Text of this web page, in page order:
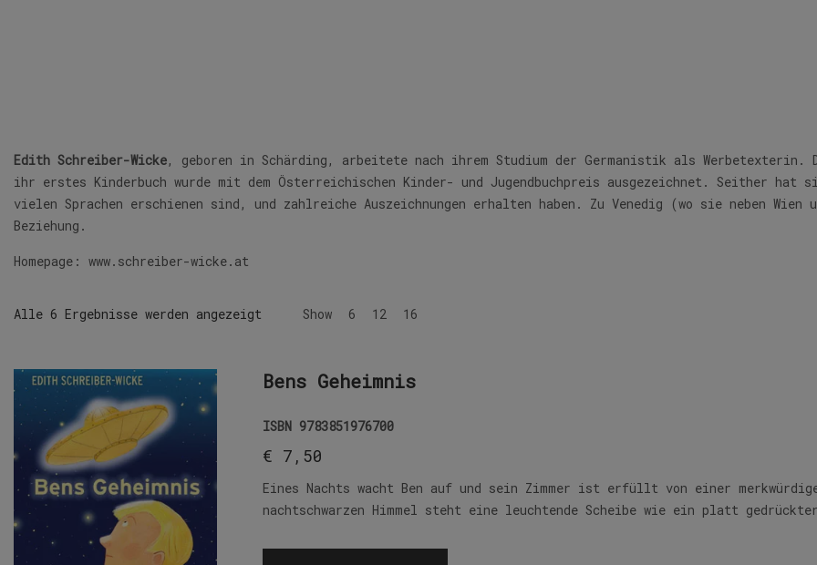
Edith Schreiber-Wicke, geboren in Schärding, arbeitete nach ihrem Studium der Germanistik als Werbetexterin.
ihr erstes Kinderbuch wurde mit dem Österreichischen Kinder- und Jugendbuchpreis ausgezeichnet. Seither
vielen Sprachen erschienen sind, und zahlreiche Auszeichnungen erhalten haben. Zu Venedig (wo sie neben
Beziehung.
Homepage: www.schreiber-wicke.at
Alle 6 Ergebnisse werden angezeigt Show 6 12 16
Bens Geheimnis
ISBN 9783851976700
€ 7,50
Eines Nachts wacht Ben auf und sein Zimmer ist erfüllt von einer
nachtschwarzen Himmel steht eine leuchtende Scheibe wie ein platt